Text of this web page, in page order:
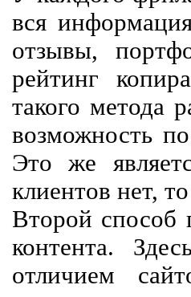
вся
отзывы,
рейтинг
такого метода
возможность
Это же
клиентов нет,
Второй способ
контента.
отличием